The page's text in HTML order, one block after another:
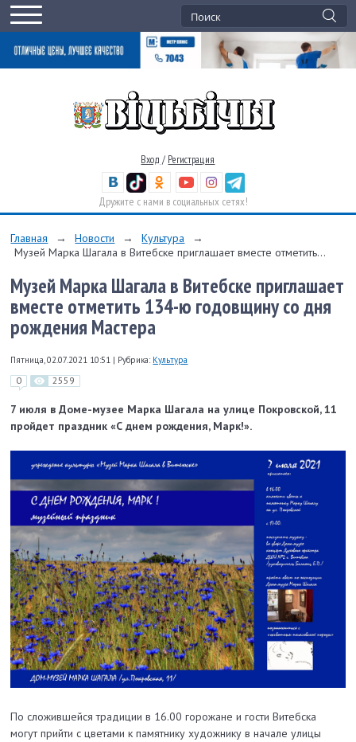
Вход / Регистрация
Дружите с нами в социальных сетях!
Главная → Новости → Культура
→
Музей Марка Шагала в Витебске приглашает вместе отметить...
Музей Марка Шагала в Витебске приглашает
вместе отметить 134-ю годовщину со дня
рождения Мастера
Пятница, 02.07.2021 10:51 | Рубрика: Культура
0 2559
7 июля в Доме-музее Марка Шагала на улице Покровской, 11
пройдет праздник «С днем рождения, Марк!».
По сложившейся традиции в 16.00 горожане и гости Витебска
могут прийти с цветами к памятнику художнику в начале улицы